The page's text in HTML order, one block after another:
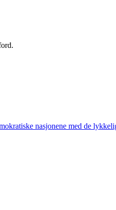
nasjonene med de